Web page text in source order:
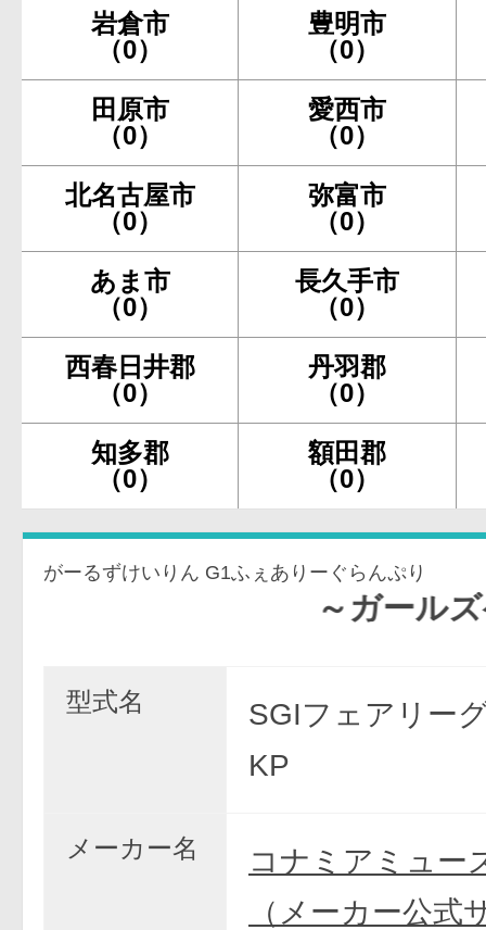
岩倉市
（0）
豊明市
（0）
田原市
（0）
愛西市
（0）
北名古屋市
（0）
弥富市
（0）
あま市
（0）
長久手市
（0）
西春日井郡
（0）
丹羽郡
（0）
知多郡
（0）
額田郡
（0）
がーるずけいりん G1ふぇありーぐらんぷり
～ガールズケイ
型式名
SGIフェアリー
KP
メーカー名
コナミアミュー
（メーカー公式